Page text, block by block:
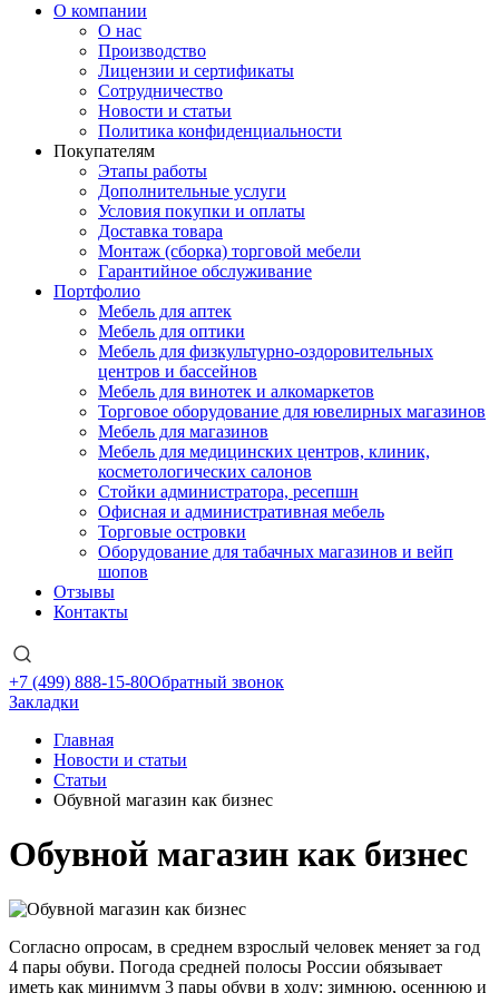
О компании
О нас
Производство
Лицензии и сертификаты
Сотрудничество
Новости и статьи
Политика конфиденциальности
Покупателям
Этапы работы
Дополнительные услуги
Условия покупки и оплаты
Доставка товара
Монтаж (сборка) торговой мебели
Гарантийное обслуживание
Портфолио
Мебель для аптек
Мебель для оптики
Мебель для физкультурно-оздоровительных
центров и бассейнов
Мебель для винотек и алкомаркетов
Торговое оборудование для ювелирных магазинов
Мебель для магазинов
Мебель для медицинских центров, клиник,
косметологических салонов
Стойки администратора, ресепшн
Офисная и административная мебель
Торговые островки
Оборудование для табачных магазинов и вейп
шопов
Отзывы
Контакты
+7 (499) 888-15-80Обратный звонок
Закладки
Главная
Новости и статьи
Статьи
Обувной магазин как бизнес
Обувной магазин как бизнес
Согласно опросам, в среднем взрослый человек меняет за год
4 пары обуви. Погода средней полосы России обязывает
иметь как минимум 3 пары обуви в ходу: зимнюю, осеннюю и